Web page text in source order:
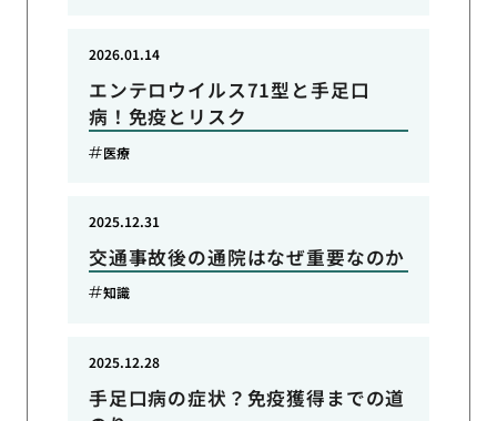
エンテロウイルス71型と手足口
病！免疫とリスク
2026.01.14
医療
交通事故後の通院はなぜ重要なのか
2025.12.31
知識
手足口病の症状？免疫獲得までの道
2025.12.28